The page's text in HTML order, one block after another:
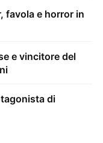
favola e horror in
e vincitore del
di